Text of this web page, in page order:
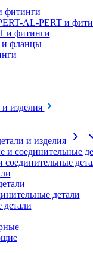
фитинги
AL-PERT и
и фитинги
фланцы
изделия
и изделия
chevron_right
соединительные
детали
детали